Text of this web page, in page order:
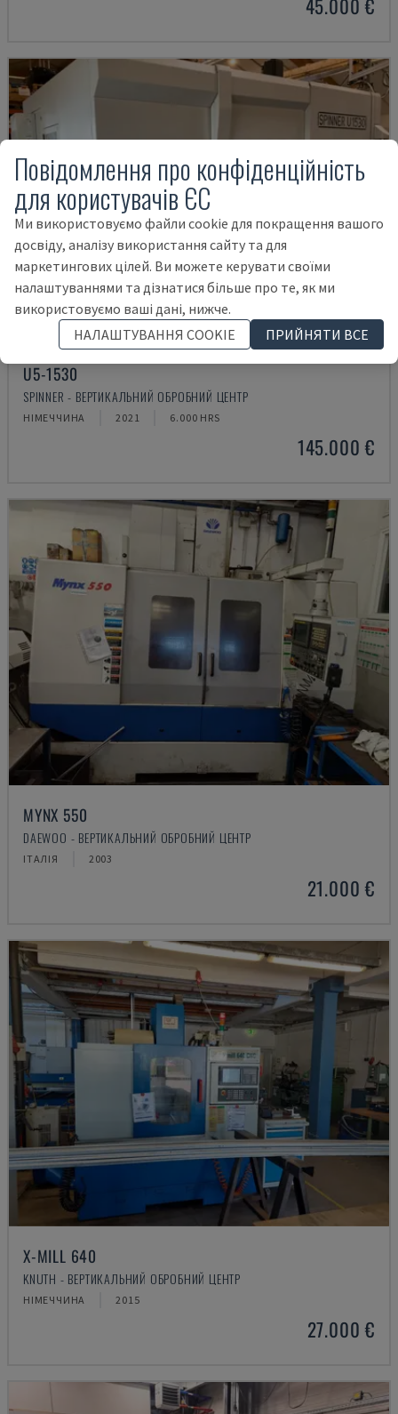
45.000 €
U5-1530
SPINNER - ВЕРТИКАЛЬНИЙ ОБРОБНИЙ ЦЕНТР
НІМЕЧЧИНА 2021 6.000 HRS
145.000 €
MYNX 550
DAEWOO - ВЕРТИКАЛЬНИЙ ОБРОБНИЙ ЦЕНТР
ІТАЛІЯ 2003
21.000 €
X-MILL 640
KNUTH - ВЕРТИКАЛЬНИЙ ОБРОБНИЙ ЦЕНТР
НІМЕЧЧИНА 2015
27.000 €
Повідомлення про конфіденційність
для користувачів ЄС
Ми використовуємо файли cookie для покращення вашого
досвіду, аналізу використання сайту та для
маркетингових цілей. Ви можете керувати своїми
налаштуваннями та дізнатися більше про те, як ми
використовуємо ваші дані, нижче.
НАЛАШТУВАННЯ COOKIE
ПРИЙНЯТИ ВСЕ